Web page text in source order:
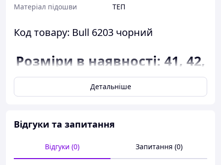
Матеріал підошви
ТЕП
Код товару: Bull 6203 чорний
Розміри в наявності: 41, 42,
43, 44.
Відповідність розміру до
розмір 41 - 26,5
сантиметра;
розмір 42 - 27,5
сантиметра;
Детальніше
Відгуки та запитання
Відгуки (0) Запитання (0)